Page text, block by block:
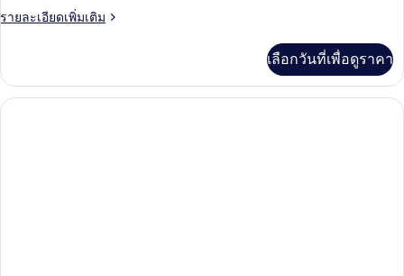
รายละเอียดเพิ่มเติม
ราย
เกี่ยว
กับ
ห้อง
เลือกวันที่เพื่อดูราคา